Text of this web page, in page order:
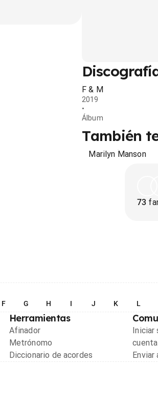
F & M
2019
•
Álbum
También
Marilyn Manson
73
F G H I J K L
Herramientas
Afinador
Metrónomo
Diccionario de acordes
Iniciar
cuenta
Enviar